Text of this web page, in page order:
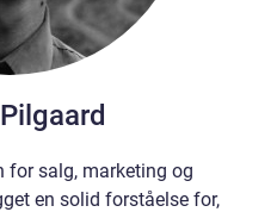
for salg, marketing og
en solid forståelse for,